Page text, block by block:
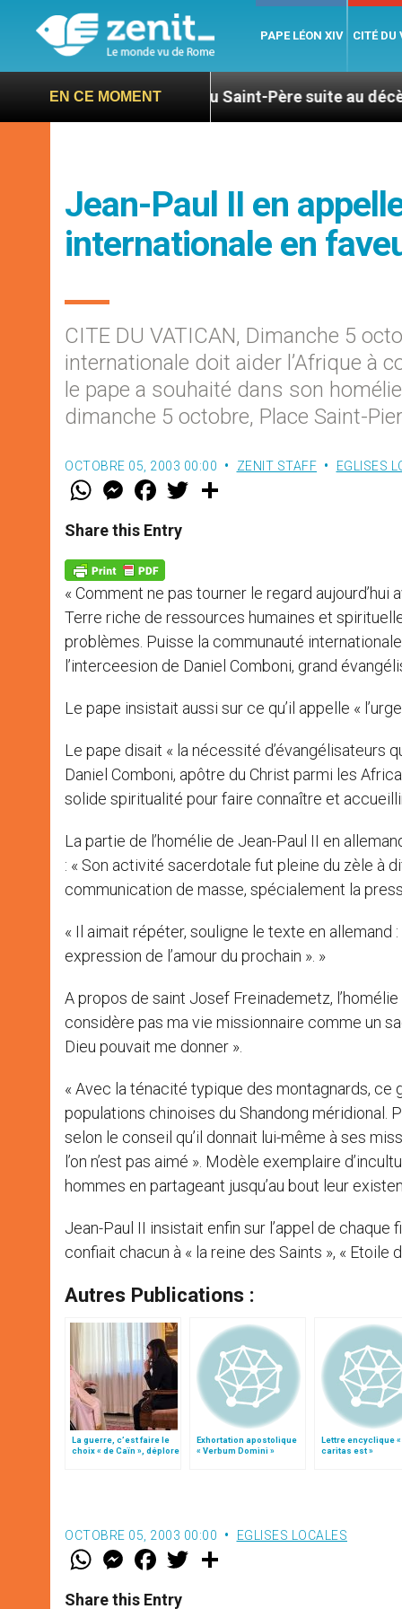
PAPE LÉON XIV CITÉ DU
EN CE MOMENT
Hommage du Saint-Père suite au décès du cardinal
Jean-Paul II en
internationale en
CITE DU VATICAN, Dimanche 5
internationale doit aider l’Afrique à
le pape a souhaité dans son
dimanche 5 octobre, Place Saint-
OCTOBRE 05, 2003 00:00 ZENIT STAFF EGLISES
W
t
s
p
p
M
e
s
e
g
e
r
F
a
e
b
k
w
Share this Entry
« Comment ne pas tourner le regard
Terre riche de ressources humaines et
problèmes. Puisse la communauté
l’interceesion de Daniel Comboni, grand
Le pape insistait aussi sur ce qu’il appelle «
Le pape disait « la nécessité d’évangélisateurs
Daniel Comboni, apôtre du Christ parmi les
solide spiritualité pour faire connaître et
La partie de l’homélie de Jean-Paul II en
: « Son activité sacerdotale fut pleine du zèle à
communication de masse, spécialement la
« Il aimait répéter, souligne le texte en allemand
expression de l’amour du prochain ». »
A propos de saint Josef Freinademetz,
considère pas ma vie missionnaire comme un
Dieu pouvait me donner ».
« Avec la ténacité typique des montagnards, ce
populations chinoises du Shandong méridional.
selon le conseil qu’il donnait lui-même à ses
l’on n’est pas aimé ». Modèle exemplaire
hommes en partageant jusqu’au bout leur
Jean-Paul II insistait enfin sur l’appel de chaque
confiait chacun à « la reine des Saints », « Etoile
Autres Publications :
La guerre, c’est faire le
choix « de Caïn », déplore
Exhortation apostolique
« Verbum Domini »
Lettre encyclique «
caritas est »
OCTOBRE 05, 2003 00:00 EGLISES LOCALES
W
t
M
e
s
F
a
e
w
Share this Entry